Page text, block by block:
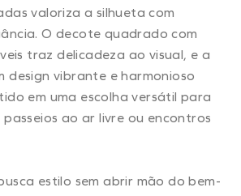
valoriza a silhueta com
O decote quadrado com
traz delicadeza ao visual, e a
design vibrante e harmonioso
em uma escolha versátil para
ao ar livre ou encontros
estilo sem abrir mão do bem-